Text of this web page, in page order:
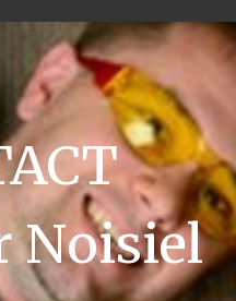
Noisiel